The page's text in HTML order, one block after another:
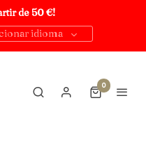
de 50 €!
idioma
0